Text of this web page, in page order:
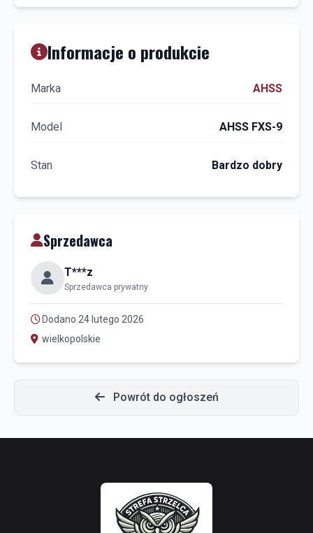
Informacje o produkcie
Marka AHSS
Model AHSS FXS-9
Stan Bardzo dobry
Sprzedawca
T***z
Sprzedawca prywatny
Dodano 24 lutego 2026
wielkopolskie
Powrót do ogłoszeń